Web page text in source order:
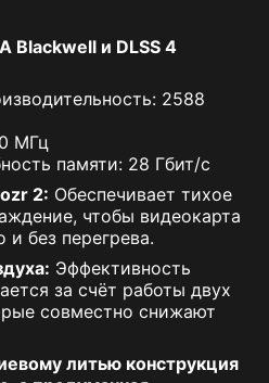
Blackwell и DLSS 4
2588
МГц
памяти: 28 Гбит/с
2: Обеспечивает тихое
чтобы видеокарта
и без перегрева.
Эффективность
за счёт работы двух
совместно снижают
литью конструкция